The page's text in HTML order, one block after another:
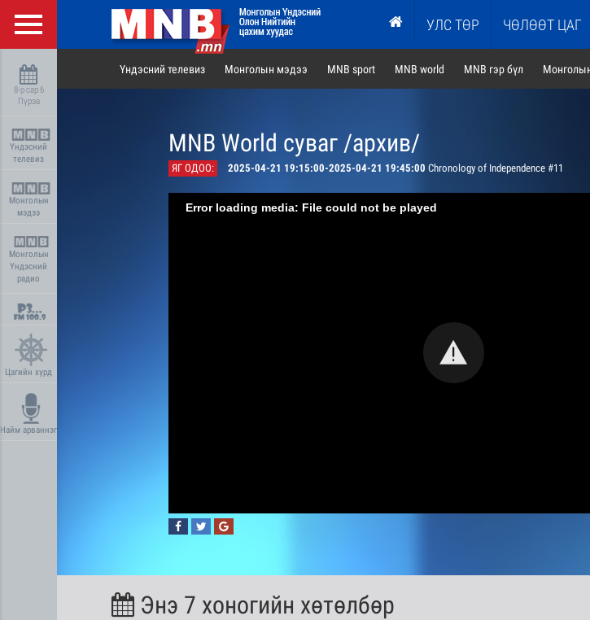
УЛС ТӨР ЧӨЛӨӨТ ЦАГ
8-р сар 6
Пүрэв
Үндэсний
телевиз
Монголын
мэдээ
Монголын
Үндэсний
радио
Цагийн хүрд
Найм арваннэг
Үндэсний телевиз Монголын мэдээ MNB sport MNB world MNB гэр бүл
MNB World суваг /архив/
ЯГ ОДОО: 2025-04-21 19:15:00-2025-04-21 19:45:00 Chronology of Independence #11
Error loading media: File could not be played
Энэ 7 хоногийн хөтөлбөр